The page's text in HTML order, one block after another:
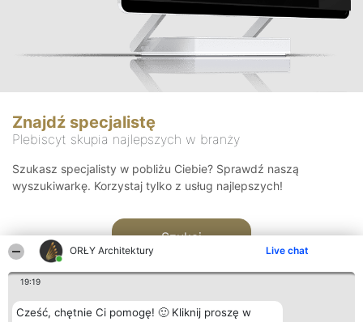
ORŁY Architektury Live chat
19:19
Cześć, chętnie Ci pomogę! 🙂 Kliknij proszę w
Znajdź specjalistę
Plebiscyt skupia najlepszych w branży
Szukasz specjalisty w pobliżu Ciebie? Sprawdź naszą
wyszukiwarkę. Korzystaj tylko z usług najlepszych!
Szukaj